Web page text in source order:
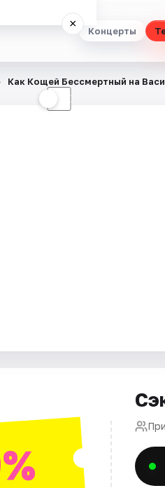
Концерты
×
☾
Как Кощей Бессмертный на